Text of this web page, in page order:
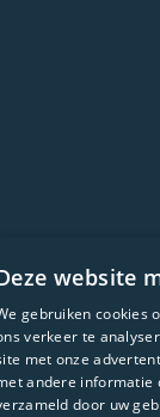
website
gebruiken cookies
verkeer te
met onze
andere informatie
door uw